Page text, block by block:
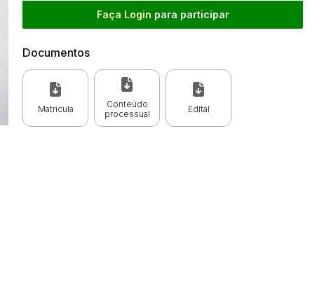
Faça Login para participar
Documentos
Matricula
Conteúdo
processual
Edital